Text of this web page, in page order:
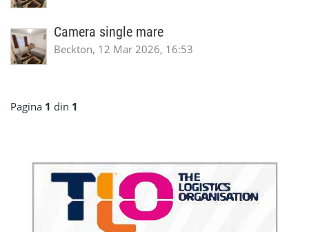
Camera single mare
Beckton, 12 Mar 2026, 16:53
Pagina 1 din 1